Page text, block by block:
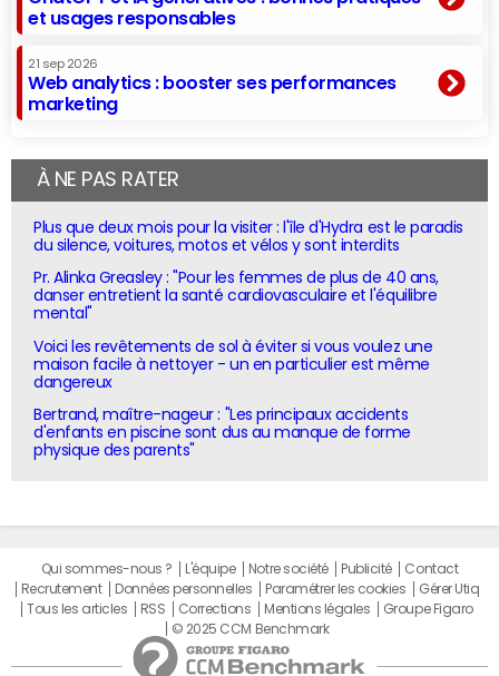
et usages responsables
21 sep 2026
Web analytics : booster ses performances
marketing
À NE PAS RATER
Plus que deux mois pour la visiter : l'île d'Hydra est le paradis
du silence, voitures, motos et vélos y sont interdits
Pr. Alinka Greasley : "Pour les femmes de plus de 40 ans,
danser entretient la santé cardiovasculaire et l'équilibre
mental"
Voici les revêtements de sol à éviter si vous voulez une
maison facile à nettoyer - un en particulier est même
dangereux
Bertrand, maître-nageur : "Les principaux accidents
d'enfants en piscine sont dus au manque de forme
physique des parents"
Qui sommes-nous ? L'équipe Notre société Publicité
Contact
Recrutement
Données personnelles Paramétrer les cookies
Gérer Utiq
Tous les articles
RSS Corrections Mentions légales
Groupe Figaro
© 2025 CCM Benchmark